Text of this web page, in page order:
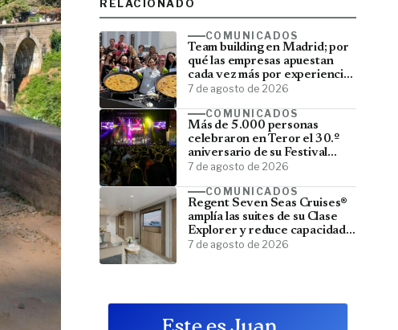
RELACIONADO
COMUNICADOS
Team building en Madrid; por
qué las empresas apuestan
cada vez más por experiencias
que fortalecen sus equipos
7 de agosto de 2026
COMUNICADOS
Más de 5.000 personas
celebraron en Teror el 30.º
aniversario de su Festival
Latino
7 de agosto de 2026
COMUNICADOS
Regent Seven Seas Cruises®
amplía las suites de su Clase
Explorer y reduce capacidad;
menos pasajeros, más espacio
7 de agosto de 2026